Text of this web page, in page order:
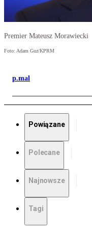
Premier Mateusz Morawiecki
Foto: Adam Guz/KPRM
p.mal
Powiązane
Polecane
Najnowsze
Tagi